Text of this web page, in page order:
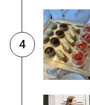
4